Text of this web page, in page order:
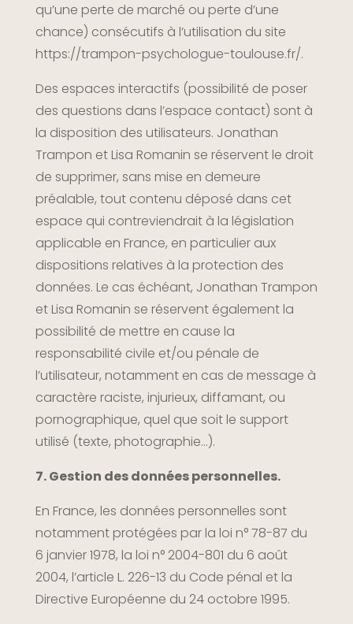
qu’une perte de marché ou perte d’une
chance) consécutifs à l’utilisation du site
https://trampon-psychologue-toulouse.fr/.
Des espaces interactifs (possibilité de poser
des questions dans l’espace contact) sont à
la disposition des utilisateurs. Jonathan
Trampon et Lisa Romanin se réservent le droit
de supprimer, sans mise en demeure
préalable, tout contenu déposé dans cet
espace qui contreviendrait à la législation
applicable en France, en particulier aux
dispositions relatives à la protection des
données. Le cas échéant, Jonathan Trampon
et Lisa Romanin se réservent également la
possibilité de mettre en cause la
responsabilité civile et/ou pénale de
l’utilisateur, notamment en cas de message à
caractère raciste, injurieux, diffamant, ou
pornographique, quel que soit le support
utilisé (texte, photographie…).
7. Gestion des données personnelles.
En France, les données personnelles sont
notamment protégées par la loi n° 78-87 du
6 janvier 1978, la loi n° 2004-801 du 6 août
2004, l’article L. 226-13 du Code pénal et la
Directive Européenne du 24 octobre 1995.